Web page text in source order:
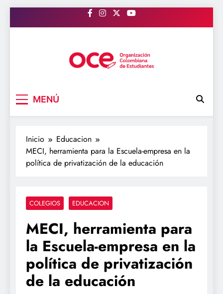
al
MENÚ
Inicio
Educacion
MECI, herramienta para la Escuela-empresa en la
política de privatización de la educación
COLEGIOS EDUCACION
MECI, herramienta para
la Escuela-empresa en la
política de privatización
de la educación